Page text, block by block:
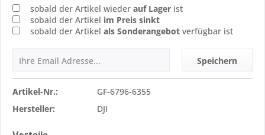
sobald der Artikel wieder auf Lager ist
sobald der Artikel im Preis sinkt
sobald der Artikel als Sonderangebot verfügbar ist
Speichern
Artikel-Nr.:
GF-6796-6355
Hersteller:
DJI